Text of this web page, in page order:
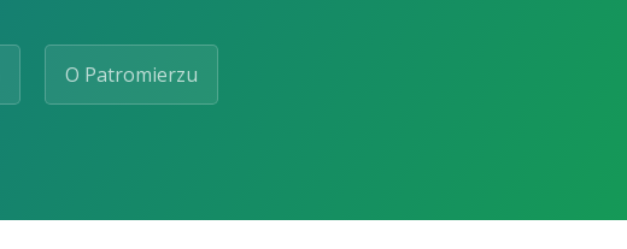
O Patromierzu